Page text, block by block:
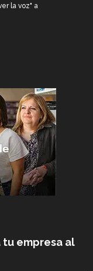
la voz" a
tu empresa al